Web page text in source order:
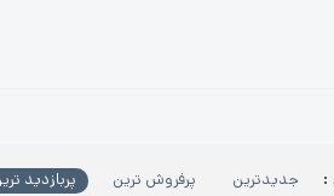
: جدیدترین پرفروش ترین پربازدید